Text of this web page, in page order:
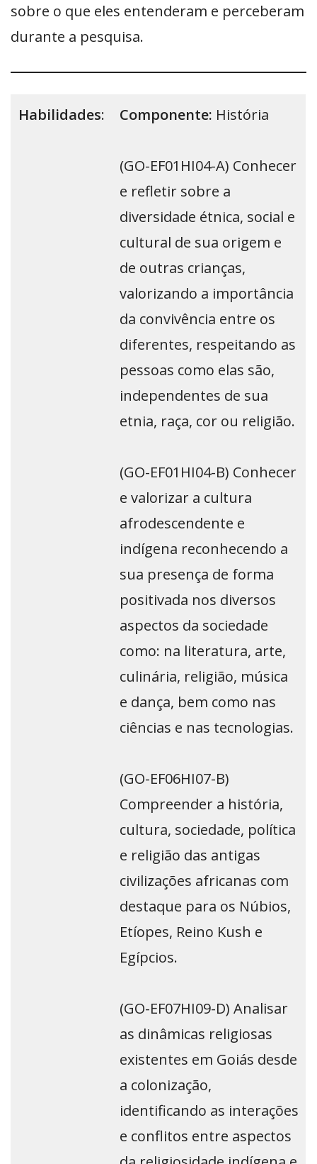
sobre o que eles entenderam e perceberam
durante a pesquisa.
Habilidades: Componente: História
(GO-EF01HI04-A) Conhecer
e refletir sobre a
diversidade étnica, social e
cultural de sua origem e
de outras crianças,
valorizando a importância
da convivência entre os
diferentes, respeitando as
pessoas como elas são,
independentes de sua
etnia, raça, cor ou religião.
(GO-EF01HI04-B) Conhecer
e valorizar a cultura
afrodescendente e
indígena reconhecendo a
sua presença de forma
positivada nos diversos
aspectos da sociedade
como: na literatura, arte,
culinária, religião, música
e dança, bem como nas
ciências e nas tecnologias.
(GO-EF06HI07-B)
Compreender a história,
cultura, sociedade, política
e religião das antigas
civilizações africanas com
destaque para os Núbios,
Etíopes, Reino Kush e
Egípcios.
(GO-EF07HI09-D) Analisar
as dinâmicas religiosas
existentes em Goiás desde
a colonização,
identificando as interações
e conflitos entre aspectos